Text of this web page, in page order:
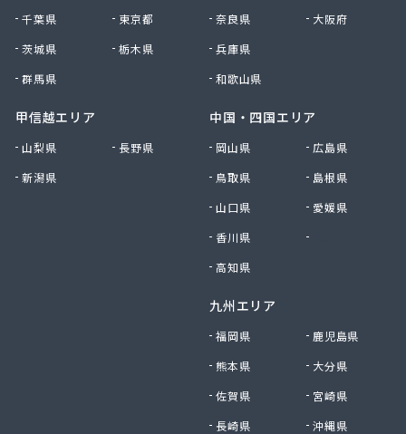
大宮燃料店
大上屋商店
中央ガス設備工業株式会社
杜都エンジニア株式会社
渡辺米穀店
東北エア・ウォーター株式会社 仙台営業所
日交商事株式会社 折立オートガススタンド
NXエネルギー東北株式会社 宮城支店
NX商事株式会社 仙台支店
NX商事株式会社仙台支店LPガス部 仙台LPガス事
千葉県
東京都
茨城県
栃木県
群馬県
甲信越エリア
山梨県
長野県
新潟県
奈良県
大阪府
兵庫県
和歌山県
中国・四国エリア
岡山県
広島県
鳥取県
島根県
山口県
愛媛県
香川県
高知県
九州エリア
福岡県
鹿児島県
熊本県
大分県
佐賀県
宮崎県
長崎県
沖縄県